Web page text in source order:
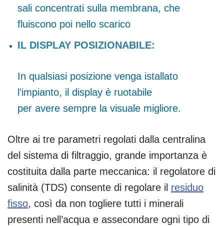
sali concentrati sulla membrana, che
fluiscono poi nello scarico
IL DISPLAY POSIZIONABILE:
In qualsiasi posizione venga istallato
l’impianto, il display è ruotabile
per avere sempre la visuale migliore.
Oltre ai tre parametri regolati dalla centralina
del sistema di filtraggio, grande importanza è
costituita dalla parte meccanica: il regolatore di
salinità (TDS) consente di regolare il residuo
fisso, così da non togliere tutti i minerali
presenti nell’acqua e assecondare ogni tipo di